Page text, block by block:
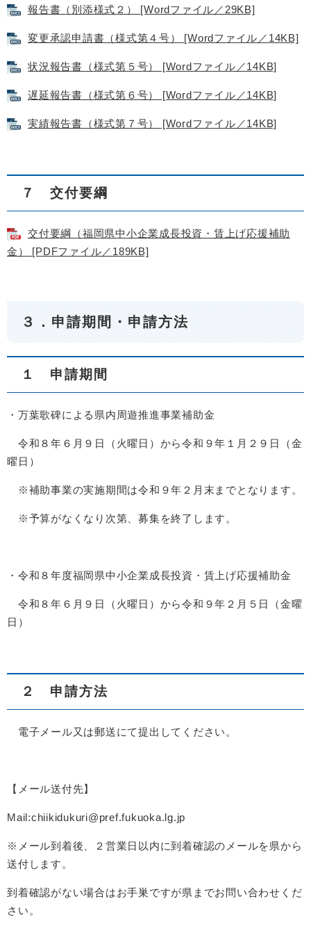
報告書（別添様式２） [Wordファイル／29KB]
変更承認申請書（様式第４号） [Wordファイル／14KB]
状況報告書（様式第５号） [Wordファイル／14KB]
遅延報告書（様式第６号） [Wordファイル／14KB]
実績報告書（様式第７号） [Wordファイル／14KB]
７ 交付要綱
交付要綱（福岡県中小企業成長投資・賃上げ応援補助
金） [PDFファイル／189KB]
３．申請期間・申請方法
１ 申請期間
・万葉歌碑による県内周遊推進事業補助金
令和８年６月９日（火曜日）から令和９年１月２９日（金
曜日）
※補助事業の実施期間は令和９年２月末までとなります。
※予算がなくなり次第、募集を終了します。
・令和８年度福岡県中小企業成長投資・賃上げ応援補助金
令和８年６月９日（火曜日）から令和９年２月５日（金曜
日）
２ 申請方法
電子メール又は郵送にて提出してください。
【メール送付先】
Mail:chiikidukuri@pref.fukuoka.lg.jp
※メール到着後、２営業日以内に到着確認のメールを県から
送付します。
到着確認がない場合はお手巣ですが県までお問い合わせくだ
さい。